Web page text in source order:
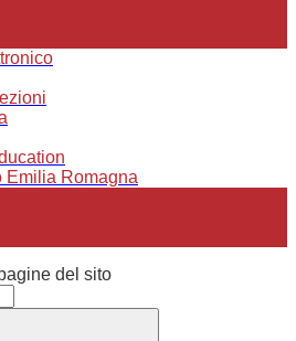
Emilia Romagna
del sito